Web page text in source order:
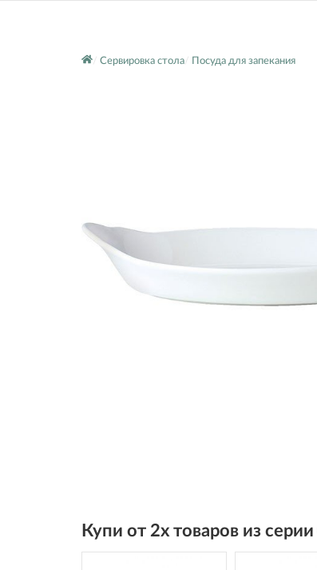
Сервировка стола Посуда для запекания
Купи от 2х товаров из